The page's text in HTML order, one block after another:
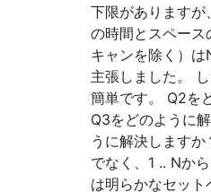
下限があります
の時間とスペース
キャンを除く）
主張しました。
簡単です。 Q2を
Q3をどのように
うに解決します
でなく、1 .. Nか
は明らかなセッ